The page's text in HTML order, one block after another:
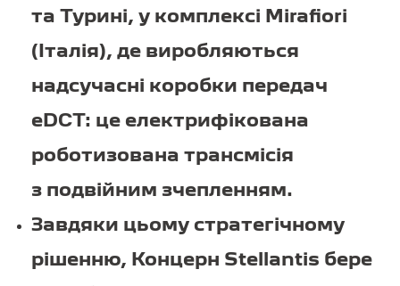
та Турині, у комплексі Mirafiori
(Італія), де виробляються
надсучасні коробки передач
eDCT: це електрифікована
роботизована трансмісія
з подвійним зчепленням.
Завдяки цьому стратегічному
рішенню, Концерн Stellantis бере